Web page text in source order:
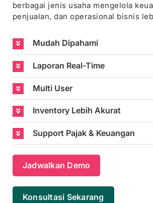
berbagai jenis usaha mengelola
penjualan, dan operasional bisnis
Mudah Dipahami
Laporan Real-Time
Multi User
Inventory Lebih Akurat
Support Pajak & Keuangan
Jadwalkan Demo
Konsultasi Sekarang